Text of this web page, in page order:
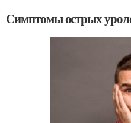
Симптомы острых